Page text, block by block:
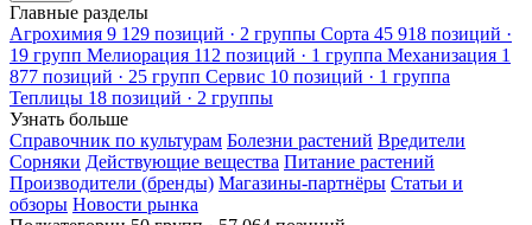
Главные разделы
Агрохимия 9 129 позиций · 2 группы Сорта 45 918 позиций ·
19 групп Мелиорация 112 позиций · 1 группа Механизация 1
877 позиций · 25 групп Сервис 10 позиций · 1 группа
Теплицы 18 позиций · 2 группы
Узнать больше
Справочник по культурам Болезни растений Вредители
Сорняки Действующие вещества Питание растений
Производители (бренды) Магазины-партнёры Статьи и
обзоры Новости рынка